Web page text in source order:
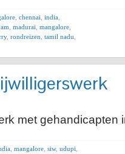
chennai india
madurai mangalore
, rondreizen tamil nadu
met gehandicapten
mangalore siw, udupi